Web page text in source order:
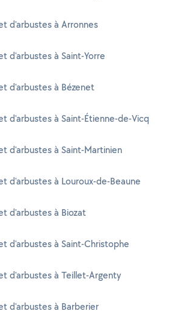
d'arbustes à Arronnes
d'arbustes à Saint-Yorre
d'arbustes à Bézenet
d'arbustes à Saint-Étienne-de-Vicq
d'arbustes à Saint-Martinien
d'arbustes à Louroux-de-Beaune
d'arbustes à Biozat
d'arbustes à Saint-Christophe
d'arbustes à Teillet-Argenty
d'arbustes à Barberier